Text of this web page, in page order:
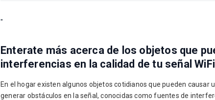
"
Enterate más acerca de los objetos que
interferencias en la calidad de tu señal
En el hogar existen algunos objetos cotidianos que pueden
generar obstáculos en la señal, conocidas como fuentes de